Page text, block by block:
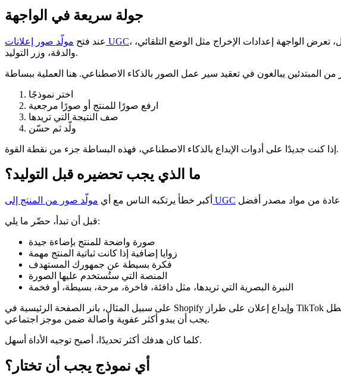
جولة سريعة في الواجهة
عند فتح مولّد صور إعلانات UGC، ستجد أن التخطيط سهل المتابعة. في الأعلى تختار النموذج. أسفله ترفع ملفات الصور. ثم تكتب المطالبة. قرب الأسفل، تعرض الواجهة إعدادات الإخراج مثل الوضع التلقائي،
والدقة، وزر التوليد.
اختر نموذجًا
ارفع صورًا للمنتج أو صورًا مرجعية
صف النتيجة التي تريدها
ولّد ثم حسّن
إذا كنت جديدًا على أدوات الإبداع بالذكاء الاصطناعي، فهذه البساطة جزء من نقطة القوة.
ما الذي يجب تحضيره قبل التوليد؟
أكبر خطأ يرتكبه الناس مع أي مولّد صور من المنتج إلى UGC
قبل أن تبدأ، حضّر ما يلي:
صورة واضحة للمنتج بإضاءة جيدة
زوايا إضافية إذا كانت ثباتية المنتج مهمة
فكرة بسيطة عن جمهورك المستهدف
المنصة التي ستُستخدم عليها الصورة
النبرة البصرية التي تريدها، مثل دافئة، فاخرة، مرحة، بسيطة، أو فخمة
على سبيل المثال، بانر الصفحة الرئيسية في Shopify وإبداع إعلان على طراز TikTok قد يستخدمان المنتج نفسه، لكن لا ينبغي أن يبدوا بالشكل نفسه. أحدهما قد يحتاج إلى صورة بطل (Hero) مصقولة، بينما الآخر
يجب أن يبدو أكثر عفوية وأصالة ضمن موجز اجتماعي.
كلما كان هدفك أكثر تحديدًا، أصبح توجيه الأداة أسهل.
أي نموذج يجب أن تختار؟